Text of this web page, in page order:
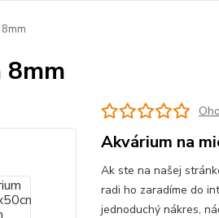
Akvárium na
Ak ste na našej
radi ho zaradíme do
jednoduchý nákres,